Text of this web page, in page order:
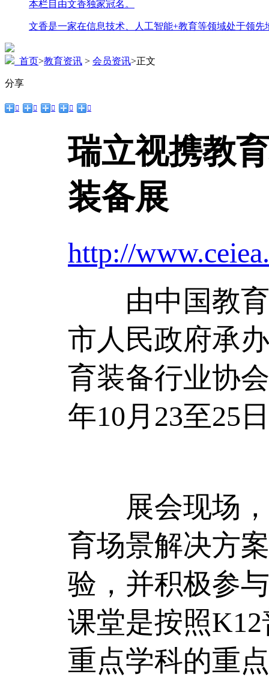
本栏目由文香独家冠名。
文香是一家在信息技术、人工智能+教育等领域处于领
首页>教育资讯 > 会员资讯>正文
分享
    
瑞立视携教
装备展
http://
由中国教育
市人民政府承
育装备行业协
年10月23至25
展会现场，
育场景解决方
验，并积极参
课堂是按照
重点学科的重